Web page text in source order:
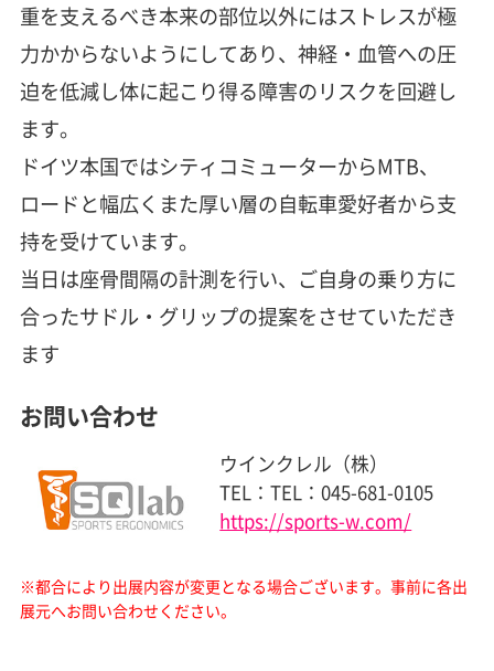
重を支えるべき本来の部位以外にはストレスが極
力かからないようにしてあり、神経・血管への圧
迫を低減し体に起こり得る障害のリスクを回避し
ます。
ドイツ本国ではシティコミューターからMTB、
ロードと幅広くまた厚い層の自転車愛好者から支
持を受けています。
当日は座骨間隔の計測を行い、ご自身の乗り方に
合ったサドル・グリップの提案をさせていただき
ます
お問い合わせ
ウインクレル（株）
TEL：TEL：045-681-0105
https://sports-w.com/
※都合により出展内容が変更となる場合ございます。 事前に各出
展元へお問い合わせください。